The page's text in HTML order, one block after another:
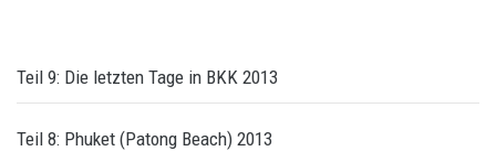
Teil 9: Die letzten Tage in BKK 2013
Teil 8: Phuket (Patong Beach) 2013